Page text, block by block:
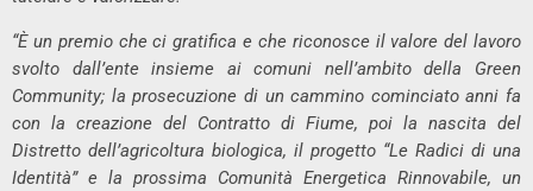
“È un premio che ci gratifica e che riconosce il valore del lavoro
svolto dall’ente insieme ai comuni nell’ambito della Green
Community; la prosecuzione di un cammino cominciato anni fa
con la creazione del Contratto di Fiume, poi la nascita del
Distretto dell’agricoltura biologica, il progetto “Le Radici di una
Identità” e la prossima Comunità Energetica Rinnovabile, un